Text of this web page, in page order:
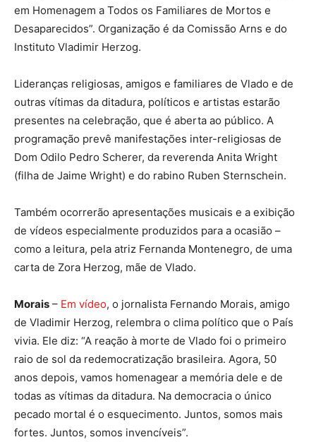
em Homenagem a Todos os Familiares de Mortos e
Desaparecidos”. Organização é da Comissão Arns e do
Instituto Vladimir Herzog.
Lideranças religiosas, amigos e familiares de Vlado e de
outras vítimas da ditadura, políticos e artistas estarão
presentes na celebração, que é aberta ao público. A
programação prevê manifestações inter-religiosas de
Dom Odilo Pedro Scherer, da reverenda Anita Wright
(filha de Jaime Wright) e do rabino Ruben Sternschein.
Também ocorrerão apresentações musicais e a exibição
de vídeos especialmente produzidos para a ocasião –
como a leitura, pela atriz Fernanda Montenegro, de uma
carta de Zora Herzog, mãe de Vlado.
Morais – Em vídeo, o jornalista Fernando Morais, amigo
de Vladimir Herzog, relembra o clima político que o País
vivia. Ele diz: “A reação à morte de Vlado foi o primeiro
raio de sol da redemocratização brasileira. Agora, 50
anos depois, vamos homenagear a memória dele e de
todas as vítimas da ditadura. Na democracia o único
pecado mortal é o esquecimento. Juntos, somos mais
fortes. Juntos, somos invencíveis”.